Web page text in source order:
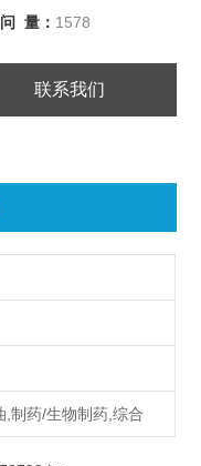
量： 1578
联系我们
,制药/生物制药,综合